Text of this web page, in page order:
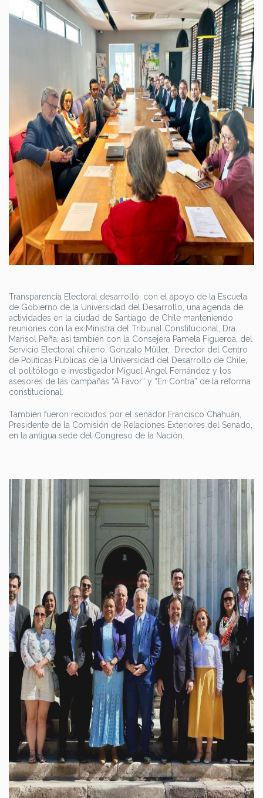
Transparencia Electoral desarrolló, con el apoyo de la Escuela
de Gobierno de la Universidad del Desarrollo, una agenda de
actividades en la ciudad de Santiago de Chile manteniendo
reuniones con la ex Ministra del Tribunal Constitucional, Dra.
Marisol Peña; así también con la Consejera Pamela Figueroa, del
Servicio Electoral chileno, Gonzalo Müller, Director del Centro
de Políticas Públicas de la Universidad del Desarrollo de Chile,
el politólogo e investigador Miguel Ángel Fernández y los
asesores de las campañas “A Favor” y “En Contra” de la reforma
constitucional.
También fueron recibidos por el senador Francisco Chahuán,
Presidente de la Comisión de Relaciones Exteriores del Senado,
en la antigua sede del Congreso de la Nación.